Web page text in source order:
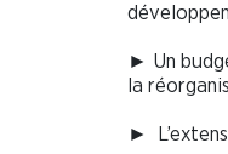
► Un
la
►